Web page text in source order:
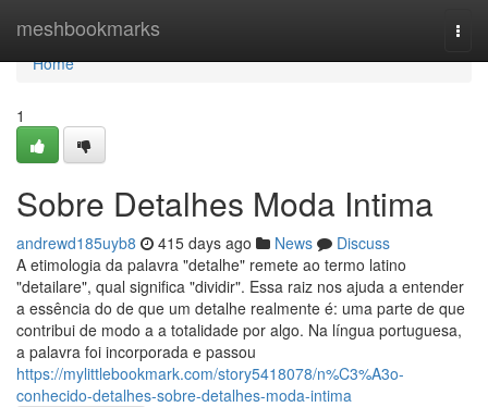
meshbookmarks
Home
Home
1
Sobre Detalhes Moda Intima
andrewd185uyb8 415 days ago News
Discuss
A etimologia da palavra "detalhe" remete ao termo latino
"detailare", qual significa "dividir". Essa raiz nos ajuda a entender
a essência do de que um detalhe realmente é: uma parte de que
contribui de modo a a totalidade por algo. Na língua portuguesa,
a palavra foi incorporada e passou
https://mylittlebookmark.com/story5418078/n%C3%A3o-
conhecido-detalhes-sobre-detalhes-moda-intima